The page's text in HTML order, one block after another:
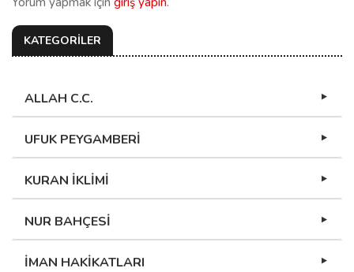
KATEGORİLER
ALLAH C.C.
UFUK PEYGAMBERİ
KURAN İKLİMİ
NUR BAHÇESİ
İMAN HAKİKATLARI